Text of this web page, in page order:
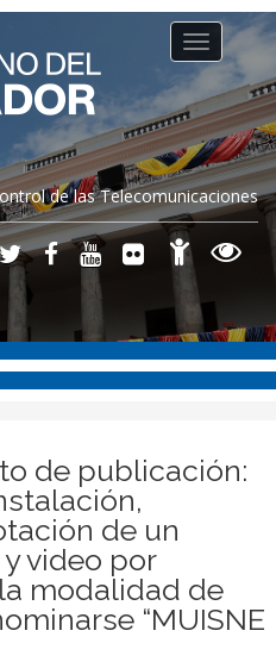
de las Telecomunicaciones
Toggle
navigation
de publicación:
de un
video por
modalidad de
“MUISNE